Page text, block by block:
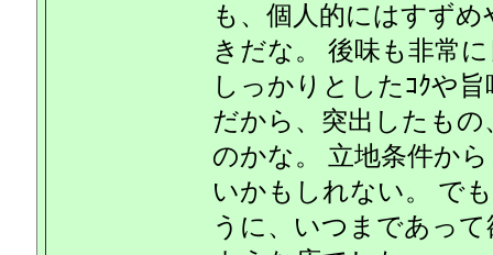
も、個人的にはすず
きだな。 後味も非常
しっかりとしたｺｸや
だから、突出したもの
のかな。 立地条件か
いかもしれない。 で
うに、いつまであっ